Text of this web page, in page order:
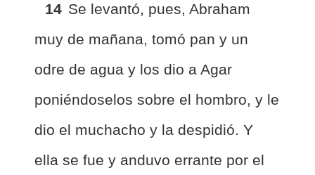
14 Se levantó, pues, Abraham
muy de mañana, tomó pan y un
odre de agua y los dio a Agar
poniéndoselos sobre el hombro, y le
dio el muchacho y la despidió. Y
ella se fue y anduvo errante por el